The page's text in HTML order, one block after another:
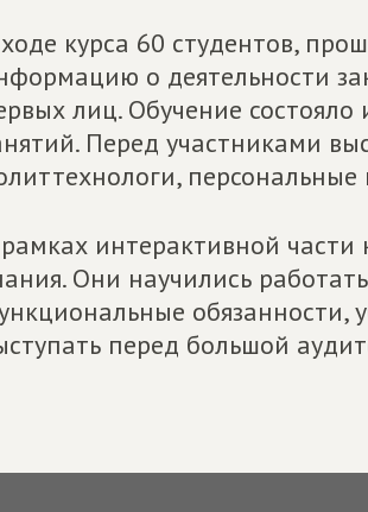
курса 60 студентов,
о деятельности
лиц. Обучение
Перед участниками
интерактивной
Они научились
обязанности,
перед большой